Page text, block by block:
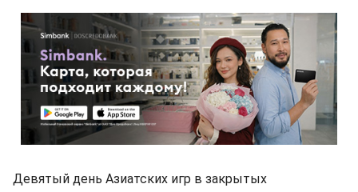
Девятый день Азиатских игр в закрытых